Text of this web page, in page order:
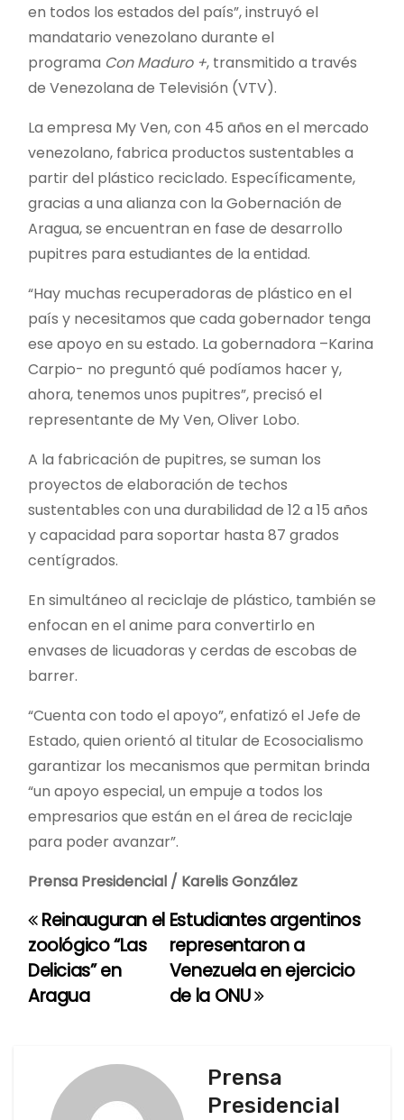
en todos los estados del país”, instruyó el
mandatario venezolano durante el
programa Con Maduro +, transmitido a través
de Venezolana de Televisión (VTV).
La empresa My Ven, con 45 años en el mercado
venezolano, fabrica productos sustentables a
partir del plástico reciclado. Específicamente,
gracias a una alianza con la Gobernación de
Aragua, se encuentran en fase de desarrollo
pupitres para estudiantes de la entidad.
“Hay muchas recuperadoras de plástico en el
país y necesitamos que cada gobernador tenga
ese apoyo en su estado. La gobernadora –Karina
Carpio- no preguntó qué podíamos hacer y,
ahora, tenemos unos pupitres”, precisó el
representante de My Ven, Oliver Lobo.
A la fabricación de pupitres, se suman los
proyectos de elaboración de techos
sustentables con una durabilidad de 12 a 15 años
y capacidad para soportar hasta 87 grados
centígrados.
En simultáneo al reciclaje de plástico, también se
enfocan en el anime para convertirlo en
envases de licuadoras y cerdas de escobas de
barrer.
“Cuenta con todo el apoyo”, enfatizó el Jefe de
Estado, quien orientó al titular de Ecosocialismo
garantizar los mecanismos que permitan brinda
“un apoyo especial, un empuje a todos los
empresarios que están en el área de reciclaje
para poder avanzar”.
Prensa Presidencial / Karelis González
N
a
v
Estudiantes argentinos
representaron a
Venezuela en ejercicio
de la ONU
Reinauguran el
zoológico “Las
Delicias” en
Aragua
Prensa
Presidencial